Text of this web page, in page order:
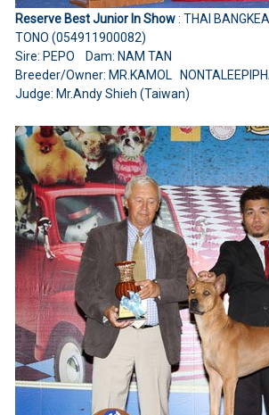
Reserve Best Junior In Show: THAI
TONO (054911900082)
Sire: PEPO Dam: NAM TAN
Breeder/Owner: MR.KAMOL
Judge: Mr.Andy Shieh (Taiwan)